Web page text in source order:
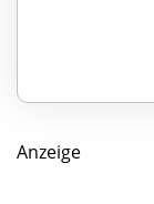
Anzeige